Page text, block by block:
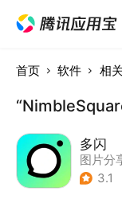
首页 软件 相
多闪
图片分
3.1